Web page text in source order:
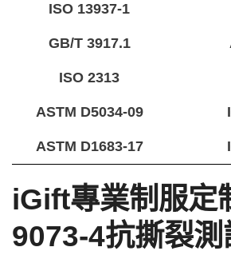
ISO 13937-1
GB/T 3917.1
ISO 2313
ASTM D5034-09
ASTM D1683-17
iGift專業制服定
9073-4抗撕裂